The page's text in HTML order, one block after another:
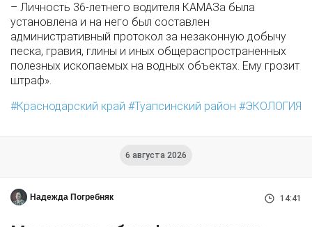
– Личность 36-летнего водителя КАМАЗа была
установлена и на него был составлен
административный протокол за незаконную добычу
песка, гравия, глины и иных общераспространенных
полезных ископаемых на водных объектах. Ему грозит
штраф».
Краснодарский край
Туапсинский район ЭКОЛОГИЯ
6 августа 2026
Надежда Погребняк 14:41